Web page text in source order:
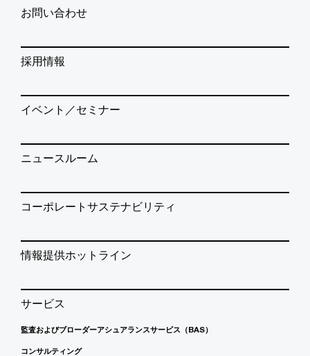
お問い合わせ
採用情報
イベント／セミナー
ニュースルーム
コーポレートサステナビリティ
情報提供ホットライン
サービス
監査およびブローダーアシュアランスサービス（BAS）
コンサルティング